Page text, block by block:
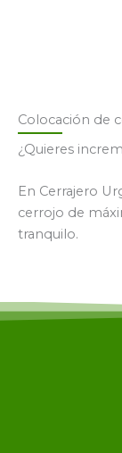
Colocación de
¿Quieres
En Cerrajero
cerrojo de
tranquilo.